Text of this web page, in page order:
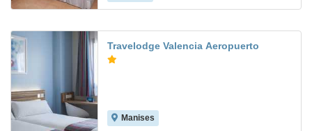
Travelodge Valencia Aeropuerto
Manises